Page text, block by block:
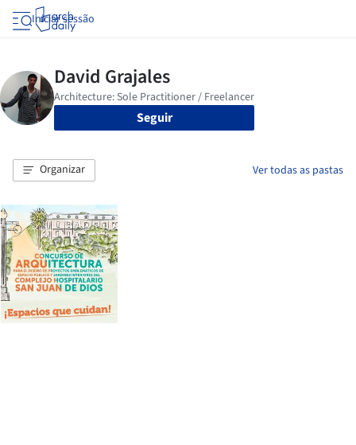
Iniciar sessão
Seguir
Organizar Ver todas as pastas